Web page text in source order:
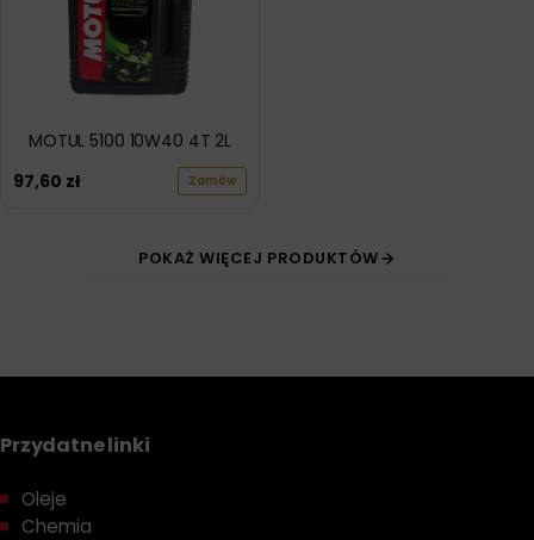
MOTUL 5100 10W40 4T 2L
97,60 zł Zamów
POKAŻ WIĘCEJ PRODUKTÓW
Przydatne linki
Oleje
Chemia